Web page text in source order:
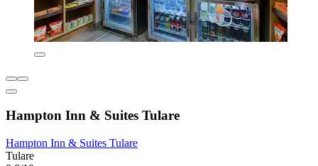
Hampton Inn & Suites Tulare
Hampton Inn & Suites Tulare
Tulare